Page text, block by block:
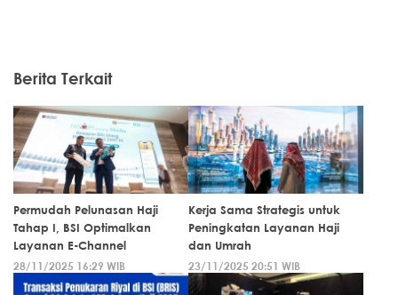
Berita Terkait
Permudah Pelunasan Haji
Tahap I, BSI Optimalkan
Layanan E-Channel
28/11/2025 16:29 WIB
Kerja Sama Strategis untuk
Peningkatan Layanan Haji
dan Umrah
23/11/2025 20:51 WIB